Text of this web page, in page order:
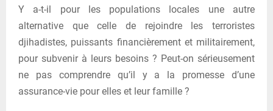
Y a-t-il pour les populations locales une autre
alternative que celle de rejoindre les terroristes
djihadistes, puissants financièrement et militairement,
pour subvenir à leurs besoins ? Peut-on sérieusement
ne pas comprendre qu’il y a la promesse d’une
assurance-vie pour elles et leur famille ?